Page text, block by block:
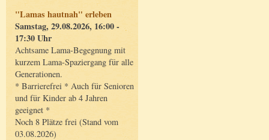
"Lamas hautnah" erleben
Samstag, 29.08.2026, 16:00 -
17:30 Uhr
Achtsame Lama-Begegnung mit
kurzem Lama-Spaziergang für alle
Generationen.
* Barrierefrei * Auch für Senioren
und für Kinder ab 4 Jahren
geeignet *
Noch 8 Plätze frei (Stand vom
03.08.2026)